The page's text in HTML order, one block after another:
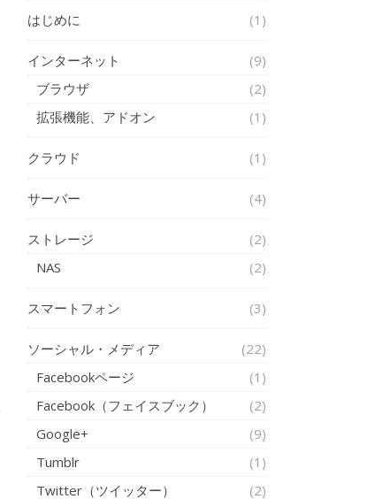
はじめに (1)
インターネット
(9)
ブラウザ
(2)
拡張機能、アドオン
(1)
クラウド (1)
サーバー (4)
ストレージ
(2)
NAS
(2)
スマートフォン (3)
ソーシャル・メディア
(22)
Facebookページ
(1)
Facebook（フェイスブック）
(2)
Google+
(9)
Tumblr
(1)
Twitter（ツイッター）
(2)